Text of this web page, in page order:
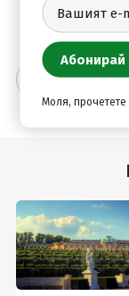
Моля,